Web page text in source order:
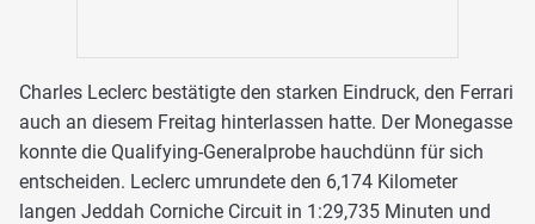
Charles Leclerc bestätigte den starken Eindruck, den Ferrari
auch an diesem Freitag hinterlassen hatte. Der Monegasse
konnte die Qualifying-Generalprobe hauchdünn für sich
entscheiden. Leclerc umrundete den 6,174 Kilometer
langen Jeddah Corniche Circuit in 1:29,735 Minuten und